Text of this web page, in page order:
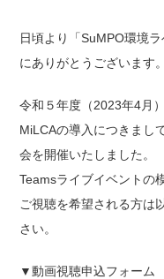
日頃より「SuMPO環境
にありがとうございます。
令和５年度（2023年4月
MiLCAの導入につきまし
会を開催いたしました。
Teamsライブイベントの
ご視聴を希望される方は
さい。
▼動画視聴申込フォーム